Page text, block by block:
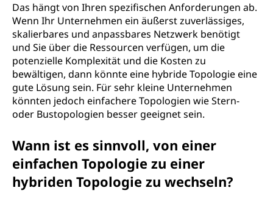
Das hängt von Ihren spezifischen Anforderungen ab.
Wenn Ihr Unternehmen ein äußerst zuverlässiges,
skalierbares und anpassbares Netzwerk benötigt
und Sie über die Ressourcen verfügen, um die
potenzielle Komplexität und die Kosten zu
bewältigen, dann könnte eine hybride Topologie eine
gute Lösung sein. Für sehr kleine Unternehmen
könnten jedoch einfachere Topologien wie Stern-
oder Bustopologien besser geeignet sein.
Wann ist es sinnvoll, von einer
einfachen Topologie zu einer
hybriden Topologie zu wechseln?